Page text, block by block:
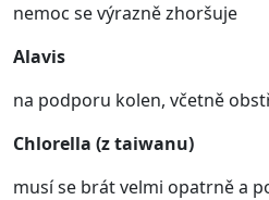
nemoc se výrazně zhoršuje
Alavis
na podporu kolen, včetně
Chlorella (z taiwanu)
musí se brát velmi opatrně a